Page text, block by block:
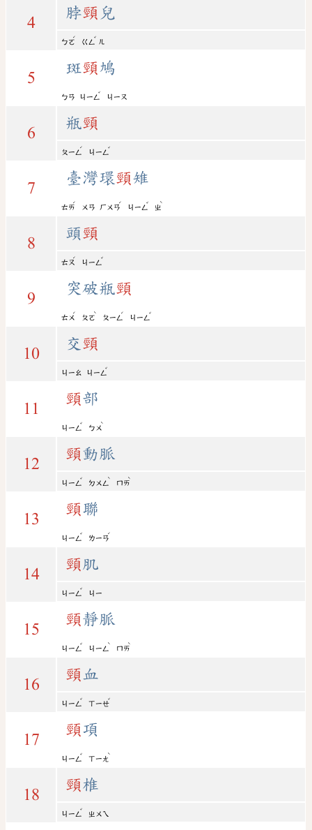
4
脖頸 兒
ㄅㄛ
ˊ
ㄍㄥ
ˇ
ㄦ
5
斑頸鳩
ㄅㄢ ㄐㄧㄥ
ˇ
ㄐㄧㄡ
6
瓶頸
ㄆㄧㄥ
ˊ
ㄐㄧㄥ
ˇ
7
臺灣環頸雉
ㄊㄞ
ˊ
ㄨㄢ ㄏㄨㄢ
ˊ
ㄐㄧㄥ
ˇ
ㄓ
ˋ
8
頭頸
ㄊㄡ
ˊ
ㄐㄧㄥ
ˇ
9
突破瓶頸
ㄊㄨ
ˊ
ㄆㄛ
ˋ
ㄆㄧㄥ
ˊ
ㄐㄧㄥ
ˇ
10
交 頸
ㄐㄧㄠ ㄐㄧㄥ
ˇ
11
頸部
ㄐㄧㄥ
ˇ
ㄅㄨ
ˋ
12
頸動脈
ㄐㄧㄥ
ˇ
ㄉㄨㄥ
ˋ
ㄇㄞ
ˋ
13
頸聯
ㄐㄧㄥ
ˇ
ㄌㄧㄢ
ˊ
14
頸 肌
ㄐㄧㄥ
ˇ
ㄐㄧ
15
頸靜脈
ㄐㄧㄥ
ˇ
ㄐㄧㄥ
ˋ
ㄇㄞ
ˋ
16
頸血
ㄐㄧㄥ
ˇ
ㄒㄧㄝ
ˇ
17
頸項
ㄐㄧㄥ
ˇ
ㄒㄧㄤ
ˋ
18
頸椎
ㄐㄧㄥ
ˇ
ㄓㄨㄟ